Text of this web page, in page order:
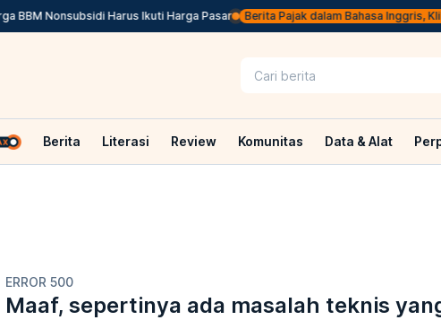
BBM Nonsubsidi Harus Ikuti Harga Pasar Berita Pajak dalam Bahasa Inggris, Klik
Berita Literasi Review Komunitas Data & Alat
ERROR 500
Maaf, sepertinya ada masalah teknis